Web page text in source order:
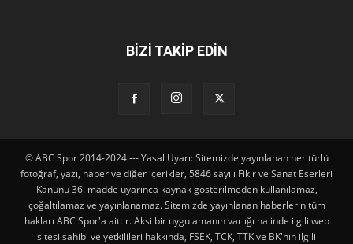
BİZİ TAKİP EDİN
© ABC Spor 2014-2024 --- Yasal Uyarı: Sitemizde yayınlanan her türlü
fotoğraf, yazı, haber ve diğer içerikler, 5846 sayılı Fikir ve Sanat Eserleri
Kanunu 36. madde uyarınca kaynak gösterilmeden kullanılamaz,
çoğaltılamaz ve yayınlanamaz. Sitemizde yayınlanan haberlerin tüm
hakları ABC Spor'a aittir. Aksi bir uygulamanın varlığı halinde ilgili web
sitesi sahibi ve yetkilileri hakkında, FSEK, TCK, TTK ve BK'nın ilgili